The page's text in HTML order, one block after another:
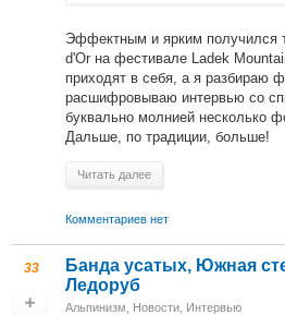
Эффектным и ярким получился
d'Or на фестивале Ladek
приходят в себя, а я разбираю
расшифровываю интервью со
буквально молнией несколько
Дальше, по традиции, больше!
Читать далее
Комментариев нет
33
Банда усатых, Южная
Ледоруб
Альпинизм Новости Интервью